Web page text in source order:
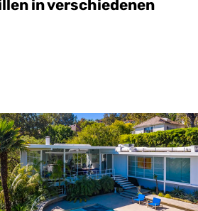
in verschiedenen